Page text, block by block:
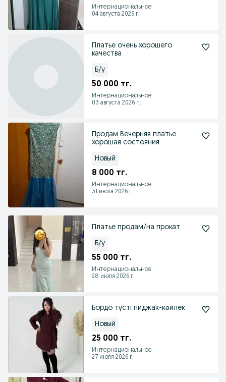
Интернациональное
04 августа 2026 г.
Платье очень хорошего
качества
Б/у
50 000 тг.
Интернациональное
03 августа 2026 г.
Продам Вечерняя платье
хорошая состояния
Новый
8 000 тг.
Интернациональное
31 июля 2026 г.
Платье продам/на прокат
Б/у
55 000 тг.
Интернациональное
28 июля 2026 г.
Бордо түсті пиджак-көйлек
Новый
25 000 тг.
Интернациональное
27 июля 2026 г.